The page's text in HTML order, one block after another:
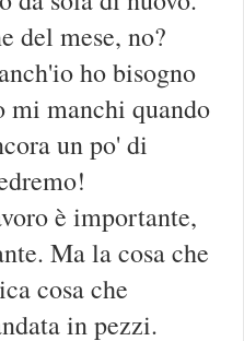
del mese, no?
ho bisogno
mi manchi quando
un po' di
è importante,
Ma la cosa che
cosa che
in pezzi.